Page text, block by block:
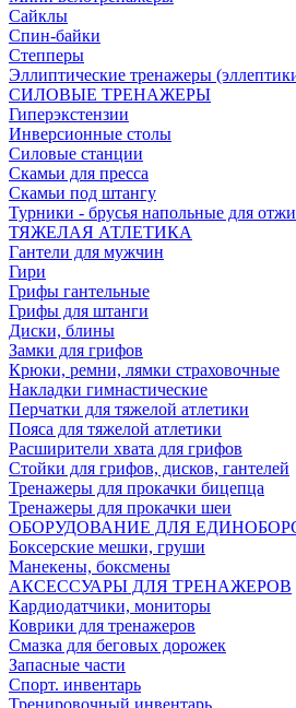
Сайклы
Спин-байки
Степперы
Эллиптические тренажеры
СИЛОВЫЕ ТРЕНАЖЕРЫ
Гиперэкстензии
Инверсионные столы
Силовые станции
Скамьи для пресса
Скамьи под штангу
Турники - брусья напольные для
ТЯЖЕЛАЯ АТЛЕТИКА
Гантели для мужчин
Гири
Грифы гантельные
Грифы для штанги
Диски, блины
Замки для грифов
Крюки, ремни, лямки страховочные
Накладки гимнастические
Перчатки для тяжелой атлетики
Пояса для тяжелой атлетики
Расширители хвата для грифов
Стойки для грифов, дисков, гантелей
Тренажеры для прокачки бицепца
Тренажеры для прокачки шеи
ОБОРУДОВАНИЕ ДЛЯ
Боксерские мешки, груши
Манекены, боксмены
АКСЕССУАРЫ ДЛЯ ТРЕНАЖЕРОВ
Кардиодатчики, мониторы
Коврики для тренажеров
Смазка для беговых дорожек
Запасные части
Спорт. инвентарь
Тренировочный инвентарь